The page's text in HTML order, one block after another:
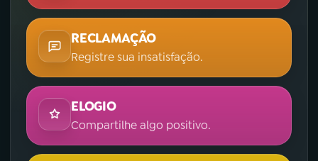
RECLAMAÇÃO
Registre sua insatisfação.
ELOGIO
Compartilhe algo positivo.